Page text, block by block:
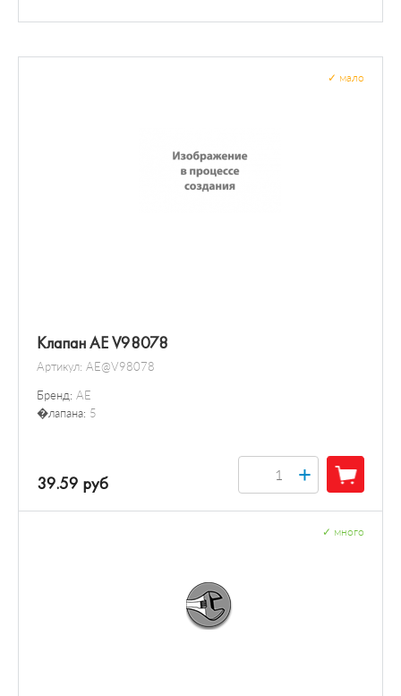
Клапан AE V98078
Артикул: AE@V98078
Бренд: AE
�лапана: 5
мало
39.59 руб +
много